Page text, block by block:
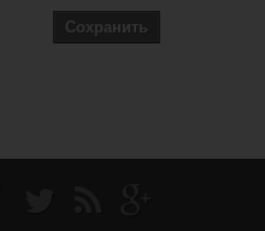
Сохранить